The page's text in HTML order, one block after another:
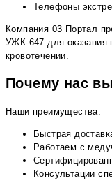
Телефоны
Компания 03 Портал
УЖК-647 для оказания
кровотечении.
Почему нас
Наши преимущества:
Быстрая
Работаем с
Консультации